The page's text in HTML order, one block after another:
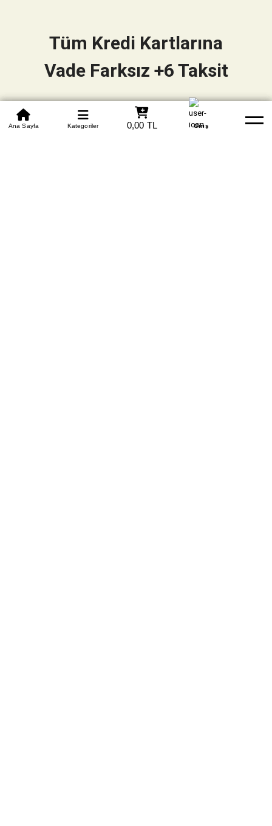
0850 305 09 70
Beden Tablosu Banka Hesapları Whatsapp Yardım
Ana Sayfa Kategoriler 0,00 TL Giriş
Tüm Kredi Kartlarına
Vade Farksız +6 Taksit